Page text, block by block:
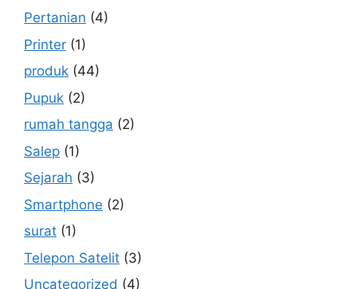
Pertanian (4)
Printer (1)
produk (44)
Pupuk (2)
rumah tangga (2)
Salep (1)
Sejarah (3)
Smartphone (2)
surat (1)
Telepon Satelit (3)
Uncategorized (4)